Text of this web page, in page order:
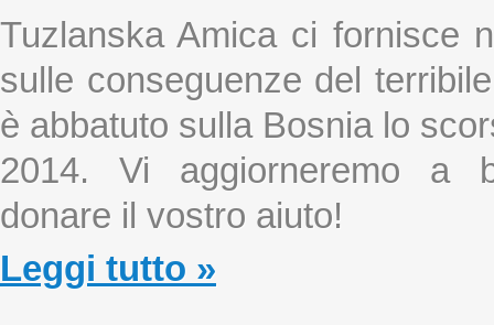
Tuzlanska Amica ci fornisce
sulle conseguenze del
è abbatuto sulla Bosnia lo
2014. Vi aggiorneremo a
donare il vostro aiuto!
Leggi tutto »